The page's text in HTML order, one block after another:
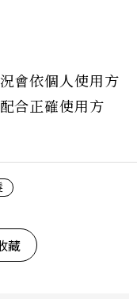
會依個人使用方
合正確使用方
藏